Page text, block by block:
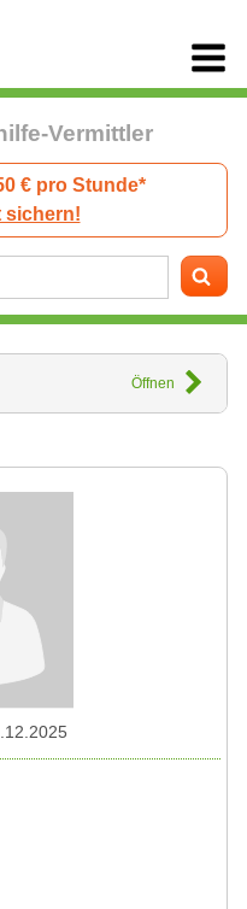
Vermittler
€ pro Stunde*
sichern!
Öffnen